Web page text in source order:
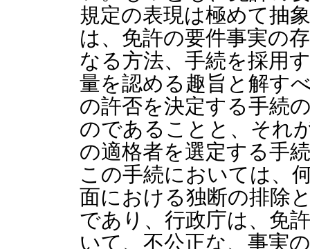
規定の表現は極めて抽
は、免許の要件事実の
なる方法、手続を採用
量を認める趣旨と解す
の許否を決定する手続
のであることと、それ
の適格者を選定する手
この手続においては、
面における独断の排除
であり、行政庁は、免
いて、不公正な、事実